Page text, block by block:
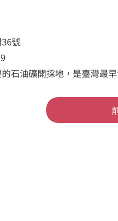
號
石油礦開採地，是臺灣最